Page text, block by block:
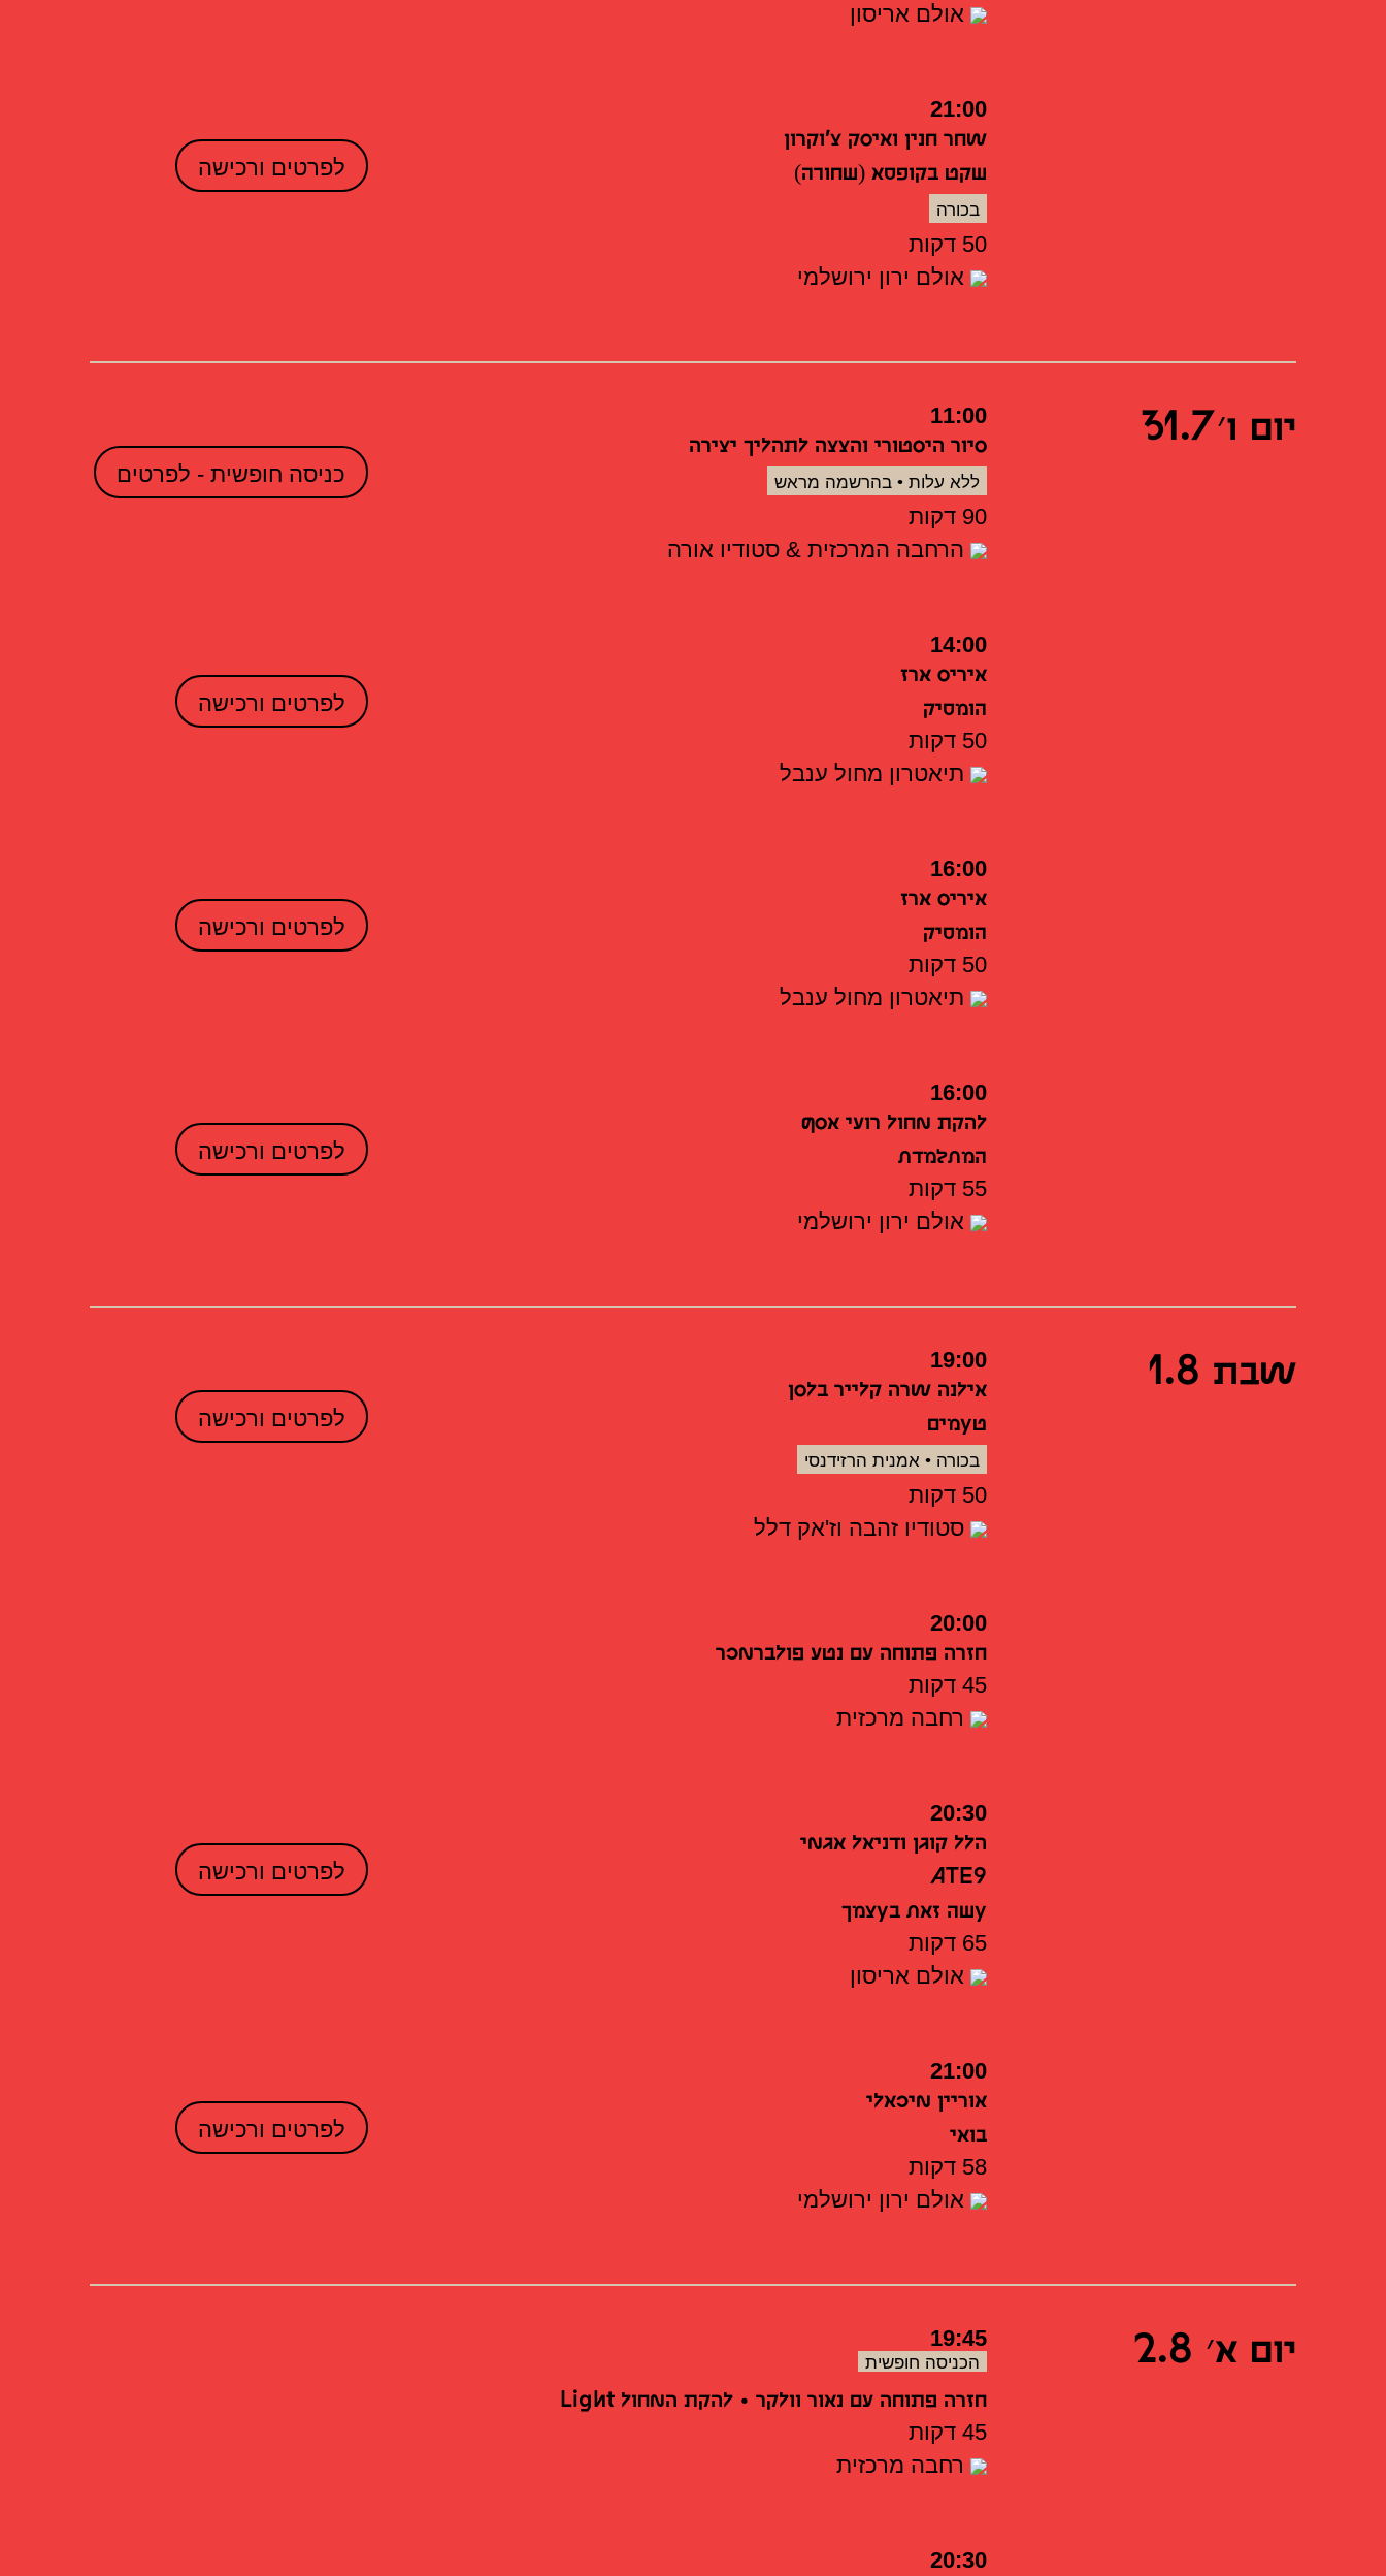
אולם אריסון
21:00
שחר חנין ואיסק צ'וקרון
שקט בקופסא (שחורה)
בכורה
50 דקות
אולם ירון ירושלמי
לפרטים ורכישה
יום ו׳ 31.7 11:00
סיור היסטורי והצצה לתהליך יצירה
ללא עלות • בהרשמה מראש
90 דקות
הרחבה המרכזית & סטודיו אורה
כניסה חופשית - לפרטים
14:00
איריס ארז
הומסיק
50 דקות
תיאטרון מחול ענבל
לפרטים ורכישה
16:00
איריס ארז
הומסיק
50 דקות
תיאטרון מחול ענבל
לפרטים ורכישה
16:00
להקת מחול רועי אסף
המתלמדת
55 דקות
אולם ירון ירושלמי
לפרטים ורכישה
שבת 1.8 19:00
אילנה שרה קלייר בלסן
טעמים
בכורה • אמנית הרזידנסי
50 דקות
סטודיו זהבה וז'אק דלל
לפרטים ורכישה
20:00
חזרה פתוחה עם נטע פולברמכר
45 דקות
רחבה מרכזית
20:30
הלל קוגן ודניאל אגמי
ATE9
עשה זאת בעצמך
65 דקות
אולם אריסון
לפרטים ורכישה
21:00
אוריין מיכאלי
בואי
58 דקות
אולם ירון ירושלמי
לפרטים ורכישה
יום א׳ 2.8 19:45
הכניסה חופשית
חזרה פתוחה עם נאור וולקר • להקת המחול Light
45 דקות
רחבה מרכזית
20:30